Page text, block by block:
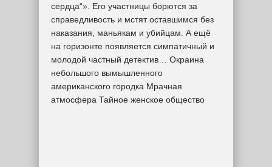
сердца“». Его участницы борются за
справедливость и мстят оставшимся без
наказания, маньякам и убийцам. А ещё
на горизонте появляется симпатичный и
молодой частный детектив… Окраина
небольшого вымышленного
американского городка Мрачная
атмосфера Тайное женское общество